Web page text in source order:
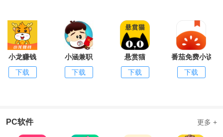
小龙赚钱
下载
小涵兼职
下载
悬赏猫
下载
番茄免费小说
下载
PC软件 更多 +